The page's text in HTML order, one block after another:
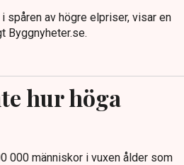
spåren av högre elpriser, visar en
Byggnyheter.se.
hur höga
000 människor i vuxen ålder som